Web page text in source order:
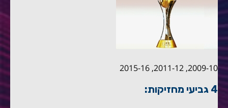
2009-10, 2011-12, 2015-16
4 גביעי מחזיקות: